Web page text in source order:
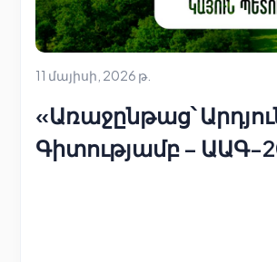
11 մայիսի, 2026 թ.
«Առաջընթաց՝
Գիտությամբ – ԱԱԳ-